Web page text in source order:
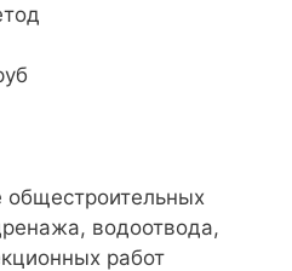
общестроительных
водоотвода,
работ